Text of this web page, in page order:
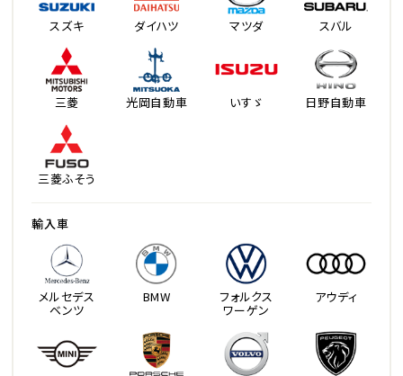
スズキ ダイハツ マツダ スバル
三菱 光岡自動車 いすゞ 日野自動車
三菱ふそう
輸入車
メルセデス
ベンツ
BMW フォルクス
ワーゲン
アウディ